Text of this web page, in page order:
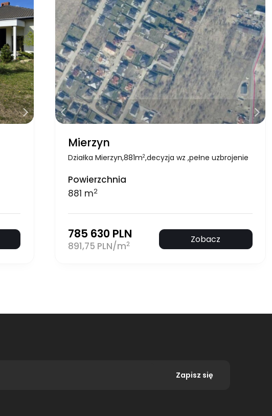
Mierzyn
Działka Mierzyn,881m2,decyzja wz ,pełne uzbrojenie
Powierzchnia
881 m2
785 630 PLN
891,75 PLN/m2 Zobacz
Zapisz się